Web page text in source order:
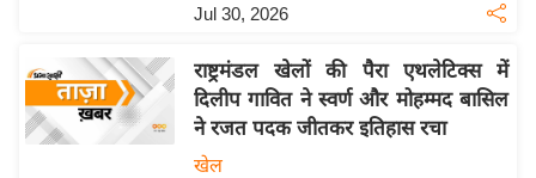
स
उ
द्यो
Jul 30, 2026
राष्ट्रमंडल खेलों की पैरा एथलेटिक्स में
दिलीप गावित ने स्वर्ण और मोहम्मद बासिल
ने रजत पदक जीतकर इतिहास रचा
खेल